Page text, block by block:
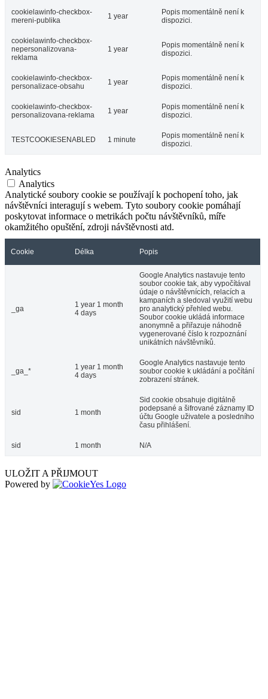
cookielawinfo-checkbox-
mereni-publika
1 year
Popis momentálně není k
dispozici.
cookielawinfo-checkbox-
nepersonalizovana-
reklama
1 year
Popis momentálně není k
dispozici.
cookielawinfo-checkbox-
personalizace-obsahu
1 year
Popis momentálně není k
dispozici.
cookielawinfo-checkbox-
personalizovana-reklama
1 year
Popis momentálně není k
dispozici.
TESTCOOKIESENABLED 1 minute
Popis momentálně není k
dispozici.
Analytics
Analytics
Analytické soubory cookie se používají k pochopení toho, jak
návštěvníci interagují s webem. Tyto soubory cookie pomáhají
poskytovat informace o metrikách počtu návštěvníků, míře
okamžitého opuštění, zdroji návštěvnosti atd.
Cookie Délka Popis
_ga
1 year 1 month
4 days
Google Analytics nastavuje tento
soubor cookie tak, aby vypočítával
údaje o návštěvnících, relacích a
kampaních a sledoval využití webu
pro analytický přehled webu.
Soubor cookie ukládá informace
anonymně a přiřazuje náhodně
vygenerované číslo k rozpoznání
unikátních návštěvníků.
_ga_*
1 year 1 month
4 days
Google Analytics nastavuje tento
soubor cookie k ukládání a počítání
zobrazení stránek.
sid 1 month
Sid cookie obsahuje digitálně
podepsané a šifrované záznamy ID
účtu Google uživatele a posledního
času přihlášení.
sid 1 month N/A
ULOŽIT A PŘIJMOUT
Powered by